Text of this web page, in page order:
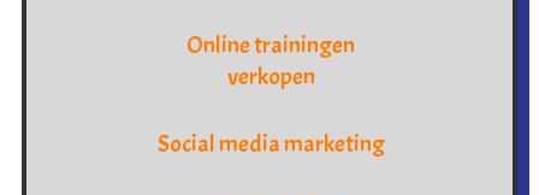
Online trainingen
verkopen
Social media marketing